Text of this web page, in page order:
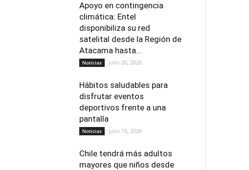
Apoyo en contingencia
climática: Entel
disponibiliza su red
satelital desde la Región de
Atacama hasta...
Noticias julio 20, 2026
Hábitos saludables para
disfrutar eventos
deportivos frente a una
pantalla
Noticias julio 15, 2026
Chile tendrá más adultos
mayores que niños desde